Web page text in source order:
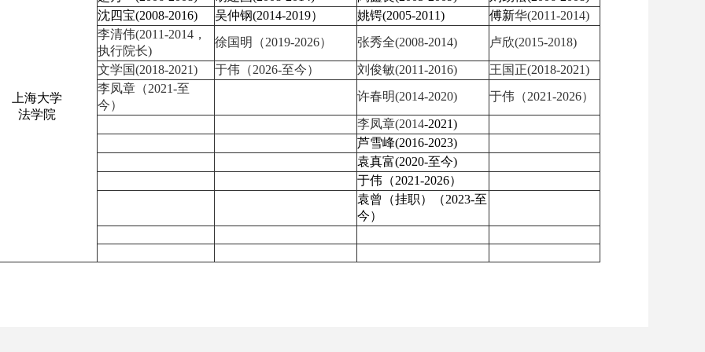
上海大学
法学院
沈四宝(2008-2016) 吴仲钢(2014-2019） 姚锷(2005-2011) 傅新华(2011-2014)
李清伟(2011-2014，
执行院长)
徐国明（2019-2026） 张秀全(2008-2014) 卢欣(2015-2018)
文学国(2018-2021) 于伟（2026-至今） 刘俊敏(2011-2016) 王国正(2018-2021)
李凤章（2021-至
今）
许春明(2014-2020) 于伟（2021-2026）
李凤章(2014-2021)
芦雪峰(2016-2023)
袁真富(2020-至今)
于伟（2021-2026）
袁曾（挂职）（2023-至
今）